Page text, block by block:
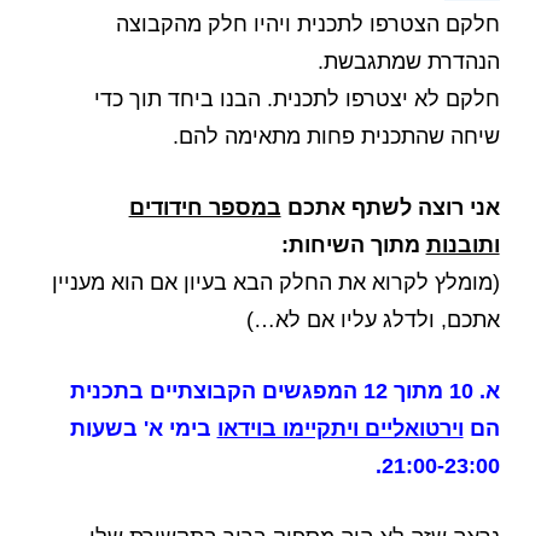
חלקם הצטרפו לתכנית ויהיו חלק מהקבוצה
הנהדרת שמתגבשת.
חלקם לא יצטרפו לתכנית. הבנו ביחד תוך כדי
שיחה שהתכנית פחות מתאימה להם.
אני רוצה לשתף אתכם במספר חידודים
ותובנות מתוך השיחות:
(מומלץ לקרוא את החלק הבא בעיון אם הוא מעניין
אתכם, ולדלג עליו אם לא…)
א. 10 מתוך 12 המפגשים הקבוצתיים בתכנית
הם וירטואליים ויתקיימו בוידאו בימי א' בשעות
21:00-23:00.